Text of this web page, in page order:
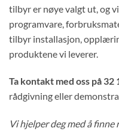
tilbyr er nøye valgt ut, og
programvare,
tilbyr installasjon,
produktene vi leverer.
Ta kontakt med oss på 32
rådgivning eller
Vi hjelper deg med å